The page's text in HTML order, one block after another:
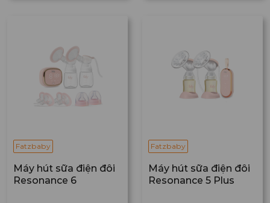
Fatzbaby
Máy hút sữa điện đôi
Resonance 6
Fatzbaby
Máy hút sữa điện đôi
Resonance 5 Plus